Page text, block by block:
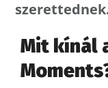
Mit kínál